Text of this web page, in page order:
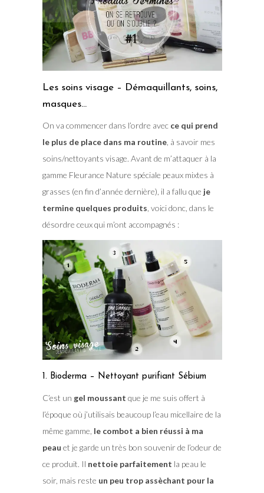
Les soins visage – Démaquillants, soins,
masques…
On va commencer dans l’ordre avec ce qui prend
le plus de place dans ma routine, à savoir mes
soins/nettoyants visage. Avant de m’attaquer à la
gamme Fleurance Nature spéciale peaux mixtes à
grasses (en fin d’année dernière), il a fallu que je
termine quelques produits , voici donc, dans le
désordre ceux qui m’ont accompagnés :
1. Bioderma – Nettoyant purifiant Sébium
C’est un gel moussant que je me suis offert à
l’époque où j’utilisais beaucoup l’eau micellaire de la
même gamme, le combot a bien réussi à ma
peau et je garde un très bon souvenir de l’odeur de
ce produit. Il nettoie parfaitement la peau le
soir, mais reste un peu trop assèchant pour la